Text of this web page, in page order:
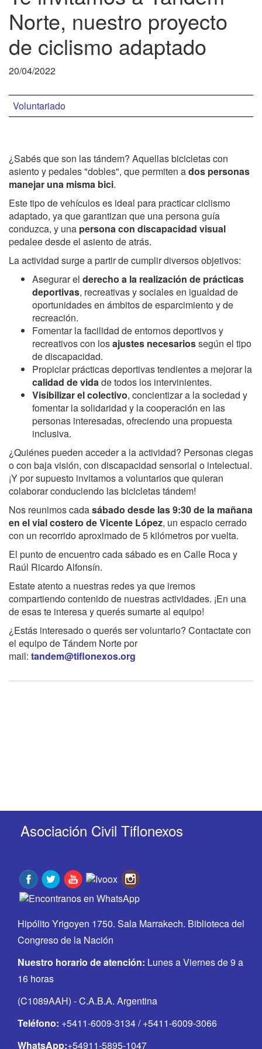
Norte, nuestro proyecto
de ciclismo adaptado
20/04/2022
Voluntariado
¿Sabés que son las tándem? Aquellas bicicletas con
asiento y pedales "dobles", que permiten ados personas
manejar una misma bici.
Este tipo de vehículos es ideal para practicar ciclismo
adaptado, ya que garantizan que una persona guía
conduzca, y una persona con discapacidad visual
pedalee desde el asiento de atrás.
La actividad surge a partir de cumplir diversos objetivos:
Asegurar el derecho a la realización de prácticas
deportivas, recreativas y sociales en igualdad de
oportunidades en ámbitos de esparcimiento y de
recreación.
Fomentar la facilidad de entornos deportivos y
recreativos con losajustes necesariossegún el tipo
de discapacidad.
Propiciar prácticas deportivas tendientes a mejorar la
calidad de vidade todos los intervinientes.
Visibilizar el colectivo, concientizar a la sociedad y
fomentar la solidaridad y la cooperación en las
personas interesadas, ofreciendo una propuesta
inclusiva.
¿Quiénes pueden acceder a la actividad? Personas ciegas
o con baja visión, con discapacidad sensorial o intelectual.
¡Y por supuesto invitamos a voluntarios que quieran
colaborar conduciendo las bicicletas tándem!
Nos reunimos cadasábado desde las 9:30 de la mañana
en el vial costero de Vicente López, un espacio cerrado
con un recorrido aproximado de 5 kilómetros por vuelta.
El punto de encuentro cada sábado es en Calle Roca y
Raúl Ricardo Alfonsín.
Estate atento a nuestras redes ya que iremos
compartiendo contenido de nuestras actividades. ¡En una
de esas te interesa y querés sumarte al equipo!
¿Estás interesado o querés ser voluntario? Contactate con
el equipo de Tándem Norte por
mail: tandem@tiflonexos.org
Asociación Civil Tiflonexos
Hipólito Yrigoyen 1750. Sala Marrakech. Biblioteca del
Congreso de la Nación
Nuestro horario de atención: Lunes a Viernes de 9 a
16 horas
(C1089AAH) - C.A.B.A. Argentina
Teléfono: +5411-6009-3134 / +5411-6009-3066
WhatsApp:+54911-5895-1047